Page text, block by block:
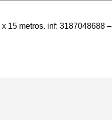
15 metros. inf: 3187048688 –